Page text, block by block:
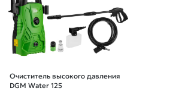
Очиститель высокого давления
DGM Water 125